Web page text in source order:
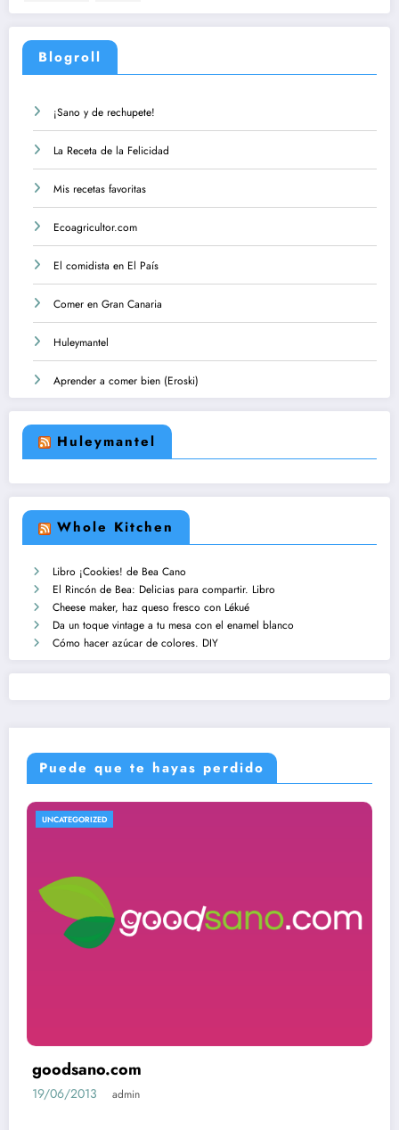
Blogroll
¡Sano y de rechupete!
La Receta de la Felicidad
Mis recetas favoritas
Ecoagricultor.com
El comidista en El País
Comer en Gran Canaria
Huleymantel
Aprender a comer bien (Eroski)
Huleymantel
Whole Kitchen
Libro ¡Cookies! de Bea Cano
El Rincón de Bea: Delicias para compartir. Libro
Cheese maker, haz queso fresco con Lékué
Da un toque vintage a tu mesa con el enamel blanco
Cómo hacer azúcar de colores. DIY
Puede que te hayas perdido
UNCATEGORIZED
goodsano.com
19/06/2013 admin